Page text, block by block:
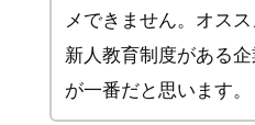
メできません。オスス
新人教育制度がある
が一番だと思います。